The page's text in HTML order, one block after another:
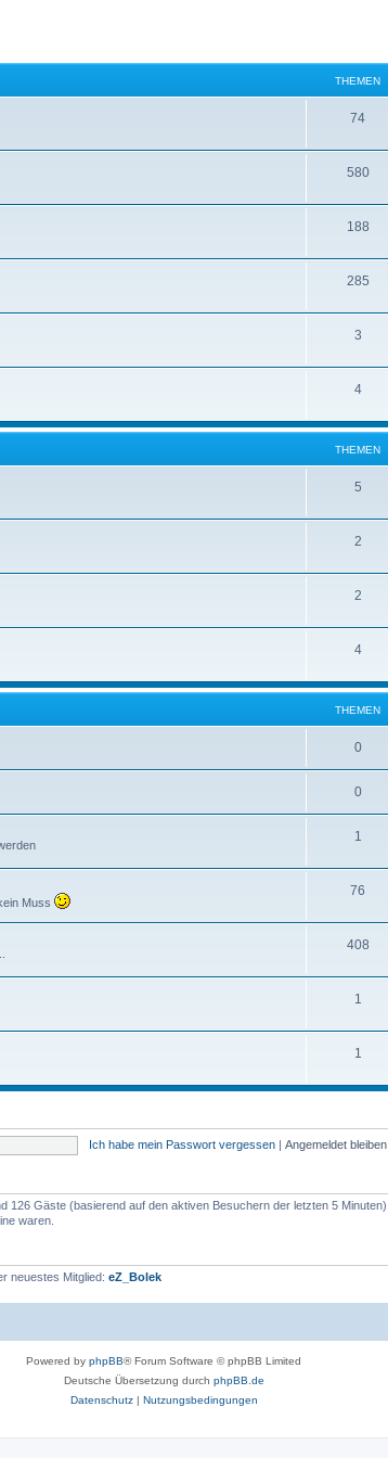
THEMEN
74
580
188
285
3
4
THEMEN
5
2
2
4
THEMEN
0
0
1
Muss
76
408
1
1
Ich habe mein Passwort vergessen | Angemeldet bleiben
126 Gäste (basierend auf den aktiven Besuchern der letzten 5 Minuten)
waren.
neuestes Mitglied: eZ_Bolek
Powered by phpBB® Forum Software © phpBB Limited
Deutsche Übersetzung durch phpBB.de
Datenschutz| Nutzungsbedingungen